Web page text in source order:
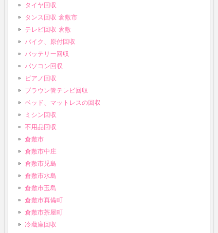
タイヤ回収
タンス回収 倉敷市
テレビ回収 倉敷
バイク、原付回収
バッテリー回収
パソコン回収
ピアノ回収
ブラウン管テレビ回収
ベッド、マットレスの回収
ミシン回収
不用品回収
倉敷市
倉敷市中庄
倉敷市児島
倉敷市水島
倉敷市玉島
倉敷市真備町
倉敷市茶屋町
冷蔵庫回収